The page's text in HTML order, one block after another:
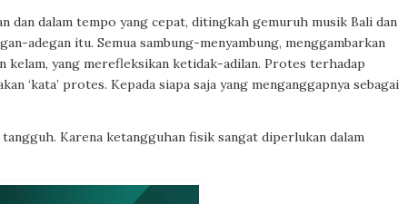
dan dalam tempo yang cepat, ditingkah gemuruh musik Bali dan
adegan itu. Semua sambung-menyambung, menggambarkan
kelam, yang merefleksikan ketidak-adilan. Protes terhadap
‘kata’ protes. Kepada siapa saja yang menganggapnya sebagai
Karena ketangguhan fisik sangat diperlukan dalam